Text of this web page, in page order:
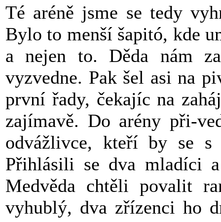
Té aréně jsme se tedy
Bylo to menší šapitó, kde
a nejen to. Děda nám
vyzvedne. Pak šel asi na
první řady, čekajíc na
zajímavě. Do arény při-
odvážlivce, kteří by se
Přihlásili se dva mladíci
Medvěda chtěli povalit
vyhublý, dva zřízenci ho